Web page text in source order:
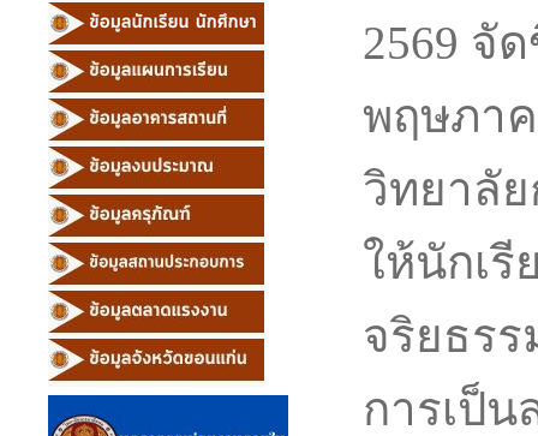
2569 จั
พฤษภา
วิทยาลัย
ให้นักเ
จริยธร
การเป็